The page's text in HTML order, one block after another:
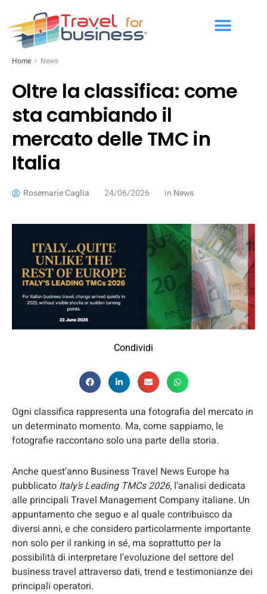
Home News
Oltre la classifica: come
sta cambiando il
mercato delle TMC in
Italia
Rosemarie Caglia 24/06/2026 in News
Condividi
Ogni classifica rappresenta una fotografia del mercato in
un determinato momento. Ma, come sappiamo, le
fotografie raccontano solo una parte della storia.
Anche quest’anno Business Travel News Europe ha
pubblicato Italy’s Leading TMCs 2026, l’analisi dedicata
alle principali Travel Management Company italiane. Un
appuntamento che seguo e al quale contribuisco da
diversi anni, e che considero particolarmente importante
non solo per il ranking in sé, ma soprattutto per la
possibilità di interpretare l’evoluzione del settore del
business travel attraverso dati, trend e testimonianze dei
principali operatori.